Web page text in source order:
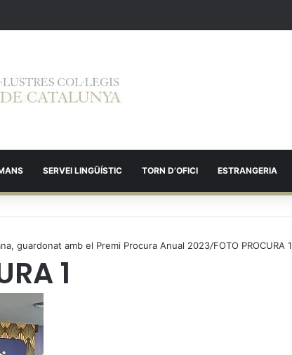
SERVEI LINGÜÍSTIC TORN D’OFICI ESTRANGERIA
guardonat amb el Premi Procura Anual 2023/FOTO PROCURA 1
1